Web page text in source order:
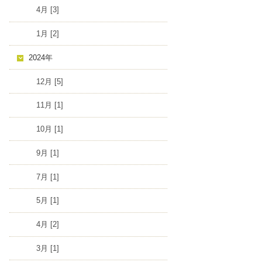
4月 [3]
1月 [2]
2024年
12月 [5]
11月 [1]
10月 [1]
9月 [1]
7月 [1]
5月 [1]
4月 [2]
3月 [1]